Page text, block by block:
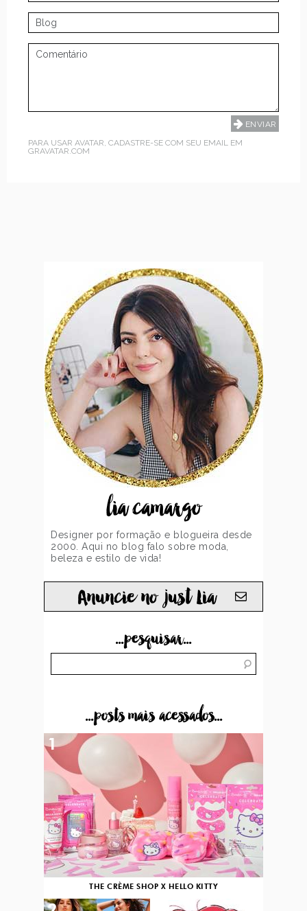
PARA USAR AVATAR, CADASTRE-SE COM SEU EMAIL EM
GRAVATAR.COM
lia camargo
Designer por formação e blogueira desde
2000. Aqui no blog falo sobre moda,
beleza e estilo de vida!
Anuncie no just Lia
...pesquisar...
...posts mais acessados...
THE CRÈME SHOP X HELLO KITTY
1